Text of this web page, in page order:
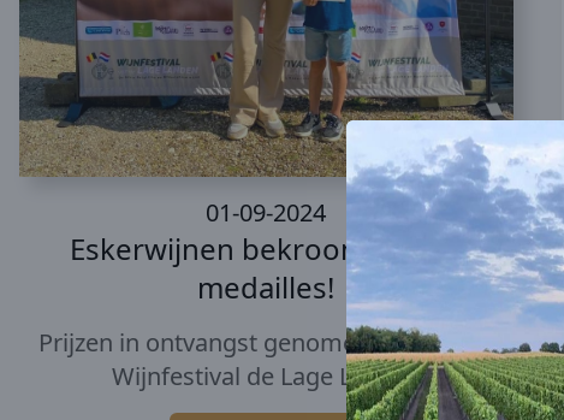
01-09-2024
Eskerwijnen bekroond met 6
medailles!
Prijzen in ontvangst genomen tijdens het
Wijnfestival de Lage Landen